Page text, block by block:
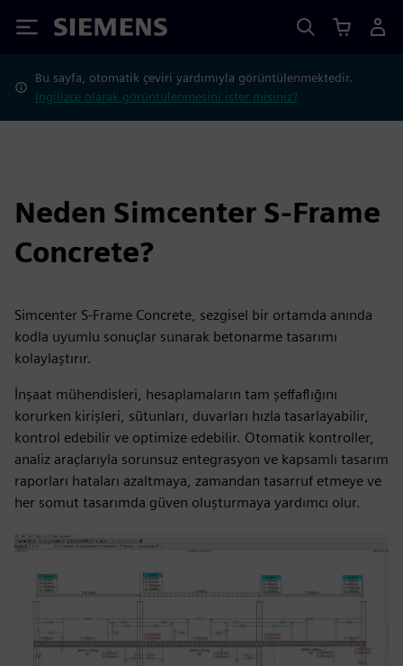
Siemens
Bu sayfa, otomatik çeviri yardımıyla görüntülenmektedir.
İngilizce olarak görüntülenmesini ister misiniz?
Neden Simcenter S-Frame
Concrete?
Simcenter S-Frame Concrete, sezgisel bir ortamda anında
kodla uyumlu sonuçlar sunarak betonarme tasarımı
kolaylaştırır.
İnşaat mühendisleri, hesaplamaların tam şeffaflığını
korurken kirişleri, sütunları, duvarları hızla tasarlayabilir,
kontrol edebilir ve optimize edebilir. Otomatik kontroller,
analiz araçlarıyla sorunsuz entegrasyon ve kapsamlı tasarım
raporları hataları azaltmaya, zamandan tasarruf etmeye ve
her somut tasarımda güven oluşturmaya yardımcı olur.